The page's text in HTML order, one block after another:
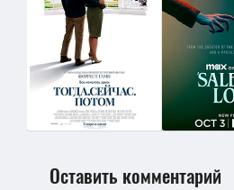
Оставить комментарий